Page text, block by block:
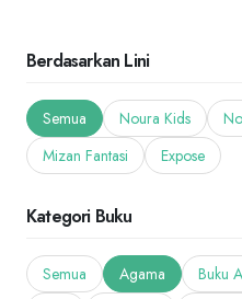
Berdasarkan Lini
Semua Noura Kids
Mizan Fantasi
Expose
Kategori Buku
Semua Agama Buku